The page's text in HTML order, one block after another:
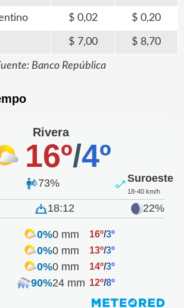
0,02 0,20
7,00 8,70
Banco República
Rivera
16º/4º
73% Suroeste
18-40 km/h
18:12 22%
0%0 mm 16º/3º
0%0 mm 13º/3º
0%0 mm 14º/3º
90%24 mm 12º/8º